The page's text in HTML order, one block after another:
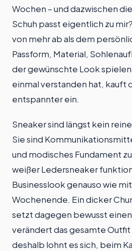
Wochen – und dazwischen
Schuh passt eigentlich zu
von mehr ab als dem
Passform, Material,
der gewünschte Look spielen
einmal verstanden hat, kauft
entspannter ein.
Sneaker sind längst kein
Sie sind
und modisches Fundament
weißer Ledersneaker
Businesslook genauso wie
Wochenende. Ein dicker
setzt dagegen bewusst
verändert das gesamte Outfit
deshalb lohnt es sich, beim